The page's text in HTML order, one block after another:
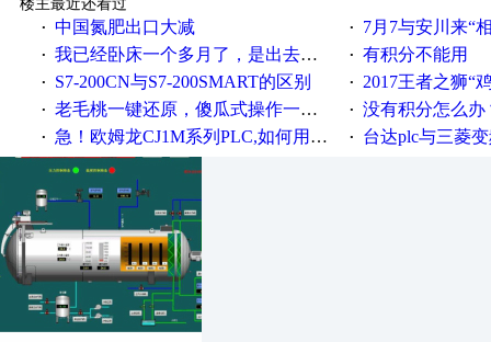
楼主最近还看过
· 中国氮肥出口大减 · 7月7与安川来“
· 我已经卧床一个多月了，是出去安装机械手在高速遭遇车祸所致:大家工作都要特别注意啊 · 有积分不能用
· S7-200CN与S7-200SMART的区别 · 2017王者之狮“鸡”情签到
· 老毛桃一键还原，傻瓜式操作一键轻松备份还原；程序为向导式安装，一键即可实现自动备份或还原系统。 · 没有积分怎么办
· 急！欧姆龙CJ1M系列PLC,如何用时间控制变频器。要求时间在组态王中可以自由输入！拜托各位大神了！ · 台达plc与三菱